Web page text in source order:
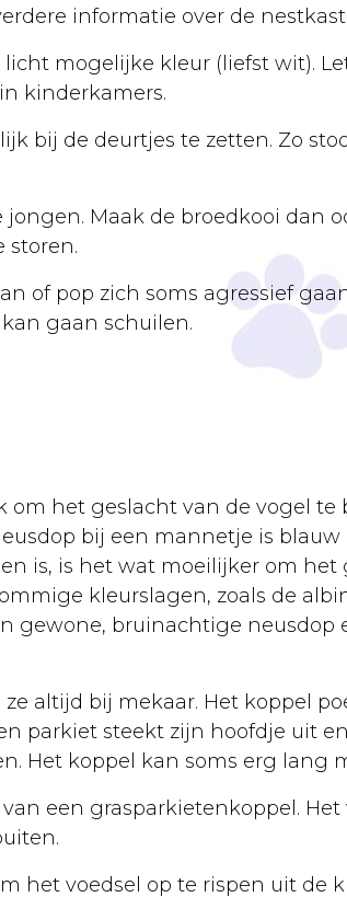
informatie over de
mogelijke kleur (liefst wit).
kinderkamers.
bij de deurtjes te zetten. Zo
Maak de broedkooi dan
storen.
of pop zich soms agressief
gaan schuilen.
het geslacht van de vogel te
bij een mannetje is
is, is het wat moeilijker om
kleurslagen, zoals de
gewone, bruinachtige neusdop
altijd bij mekaar. Het koppel
parkiet steekt zijn hoofdje uit
Het koppel kan soms erg lang
een grasparkietenkoppel.
het voedsel op te rispen uit de